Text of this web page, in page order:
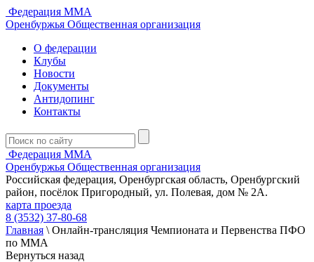
Федерация ММА
Оренбуржья Общественная организация
О федерации
Клубы
Новости
Документы
Антидопинг
Контакты
Федерация ММА
Оренбуржья Общественная организация
Российская федерация, Оренбургская область, Оренбургский
район, посёлок Пригородный, ул. Полевая, дом № 2А.
карта проезда
8 (3532) 37-80-68
Главная \ Онлайн-трансляция Чемпионата и Первенства ПФО
по ММА
Вернуться назад